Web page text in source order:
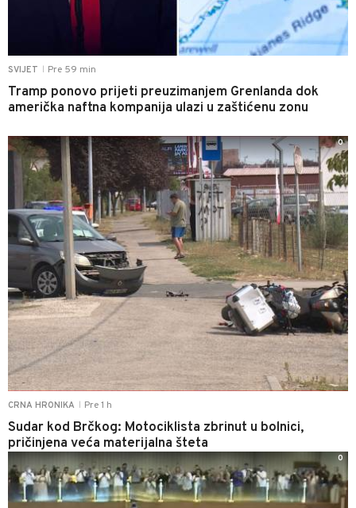
SVIJET Pre 59 min
Tramp ponovo prijeti preuzimanjem Grenlanda dok
američka naftna kompanija ulazi u zaštićenu zonu
CRNA HRONIKA Pre 1 h
Sudar kod Brčkog: Motociklista zbrinut u bolnici,
pričinjena veća materijalna šteta
0
0